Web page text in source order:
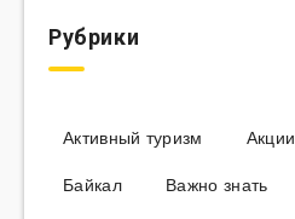
Рубрики
Активный туризм Акции
Байкал
Важно знать